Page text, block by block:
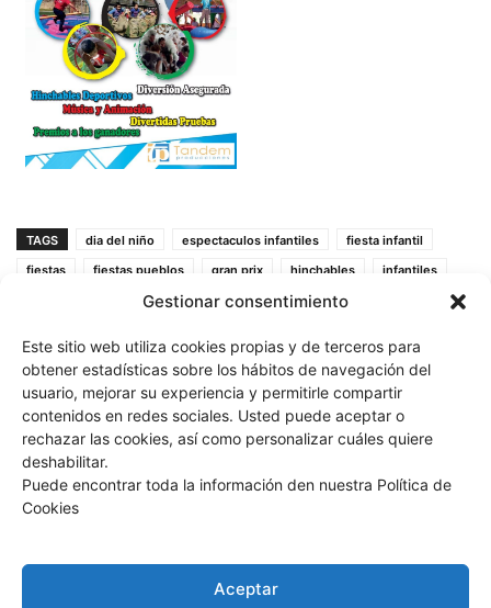
Gestionar consentimiento
Este sitio web utiliza cookies propias y de terceros para
obtener estadísticas sobre los hábitos de navegación del
usuario, mejorar su experiencia y permitirle compartir
contenidos en redes sociales. Usted puede aceptar o
rechazar las cookies, así como personalizar cuáles quiere
deshabilitar.
Puede encontrar toda la información den nuestra Política de
Cookies
Aceptar
TAGS dia del niño espectaculos infantiles
fiesta infantil
fiestas
fiestas pueblos gran prix hinchables
infantiles
para niños
parque infantil
tandem tandem producciones